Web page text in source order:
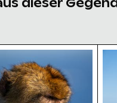
am Affenfelsen in
eines